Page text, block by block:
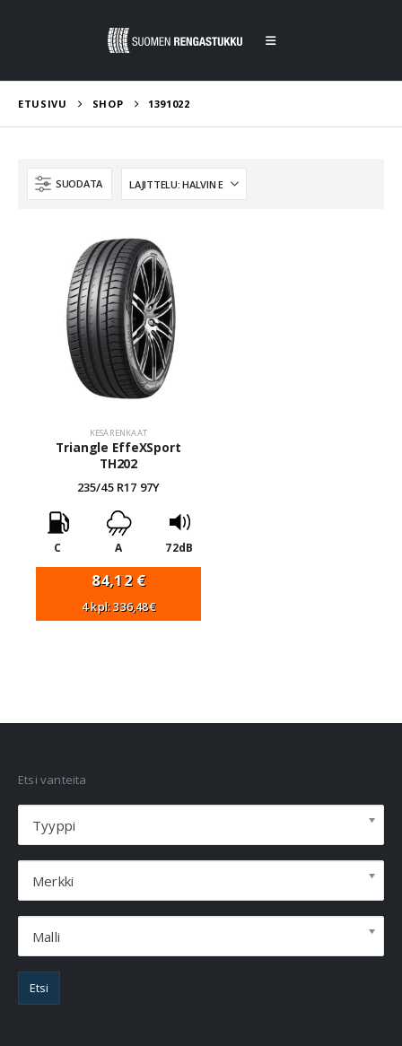
ETUSIVU SHOP 1391022
SUODATA
KESÄRENKAAT
Triangle EffeXSport
TH202
235/45 R17 97Y
C A 72dB
84,12 €
4 kpl: 336,48€
Etsi vanteita
Tyyppi
Merkki
Malli
Etsi